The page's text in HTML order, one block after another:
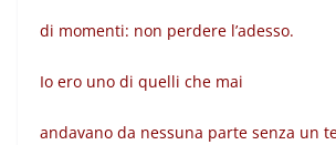
di momenti: non perdere l’adesso.
Io ero uno di quelli che mai
andavano da nessuna parte senza un